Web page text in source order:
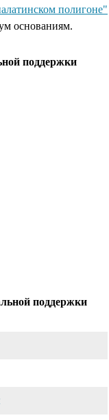
полигоне"
основаниям.
поддержки
поддержки